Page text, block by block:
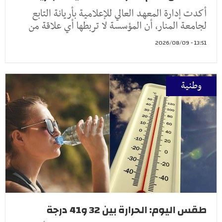
أكدت إدارة المعهد العالي للإعلامية بأريانة التابع
لجامعة المنار، أن المؤسسة لا تربطها أي علاقة من
13:51 - 2026/08/09
وطنية
طقس اليوم: الحرارة بين 32 و41 درجة